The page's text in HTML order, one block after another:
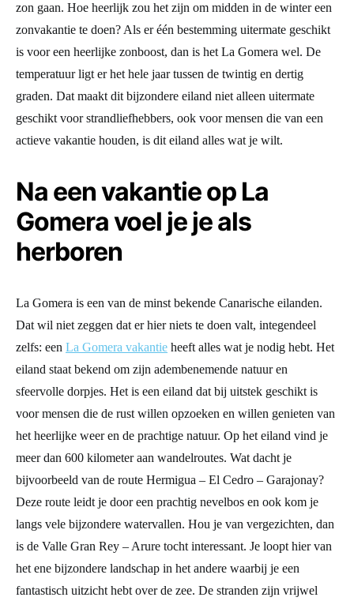
zon gaan. Hoe heerlijk zou het zijn om midden in de winter een
zonvakantie te doen? Als er één bestemming uitermate geschikt
is voor een heerlijke zonboost, dan is het La Gomera wel. De
temperatuur ligt er het hele jaar tussen de twintig en dertig
graden. Dat maakt dit bijzondere eiland niet alleen uitermate
geschikt voor strandliefhebbers, ook voor mensen die van een
actieve vakantie houden, is dit eiland alles wat je wilt.
Na een vakantie op La
Gomera voel je je als
herboren
La Gomera is een van de minst bekende Canarische eilanden.
Dat wil niet zeggen dat er hier niets te doen valt, integendeel
zelfs: een La Gomera vakantie heeft alles wat je nodig hebt. Het
eiland staat bekend om zijn adembenemende natuur en
sfeervolle dorpjes. Het is een eiland dat bij uitstek geschikt is
voor mensen die de rust willen opzoeken en willen genieten van
het heerlijke weer en de prachtige natuur. Op het eiland vind je
meer dan 600 kilometer aan wandelroutes. Wat dacht je
bijvoorbeeld van de route Hermigua – El Cedro – Garajonay?
Deze route leidt je door een prachtig nevelbos en ook kom je
langs vele bijzondere watervallen. Hou je van vergezichten, dan
is de Valle Gran Rey – Arure tocht interessant. Je loopt hier van
het ene bijzondere landschap in het andere waarbij je een
fantastisch uitzicht hebt over de zee. De stranden zijn vrijwel